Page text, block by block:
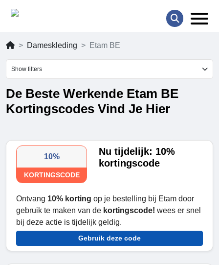
Dameskleding Etam BE
Show filters
De Beste Werkende Etam BE
Kortingscodes Vind Je Hier
10%
KORTINGSCODE
Nu tijdelijk: 10%
kortingscode
Ontvang 10% korting op je bestelling bij Etam door
gebruik te maken van de kortingscode! wees er snel
bij deze actie is tijdelijk geldig.
Gebruik deze code